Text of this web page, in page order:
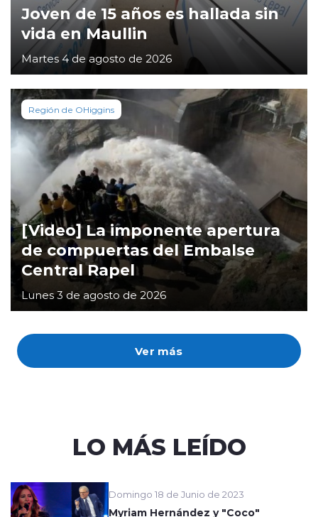
Ver más
Joven de 15 años es hallada sin
vida en Maullin
Martes 4 de agosto de 2026
Región de OHiggins
[Video] La imponente apertura
de compuertas del Embalse
Central Rapel
Lunes 3 de agosto de 2026
LO MÁS LEÍDO
Domingo 18 de Junio de 2023
Myriam Hernández y "Coco"